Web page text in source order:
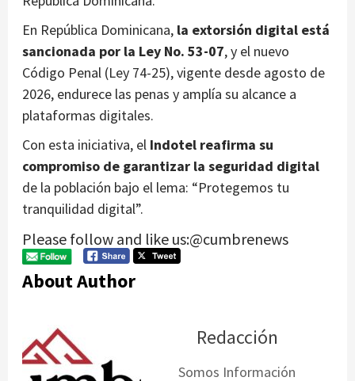
En República Dominicana, la extorsión digital está
sancionada por la Ley No. 53-07, y el nuevo
Código Penal (Ley 74-25), vigente desde agosto de
2026, endurece las penas y amplía su alcance a
plataformas digitales.
Con esta iniciativa, el Indotel reafirma su
compromiso de garantizar la seguridad digital
de la población bajo el lema: “Protegemos tu
tranquilidad digital”.
Please follow and like us:@cumbrenews
About Author
Redacción
Somos Información